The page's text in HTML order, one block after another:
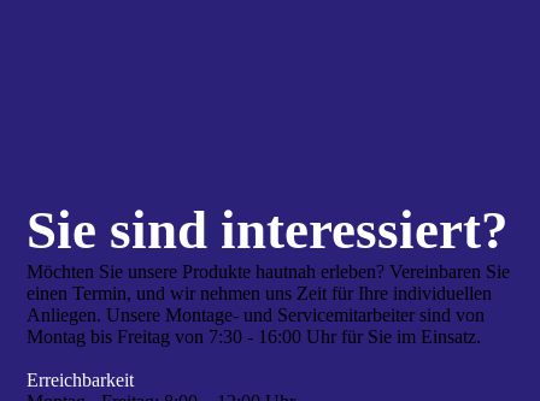
Sie sind interes­siert?
Möchten Sie unsere Produkte hautnah erleben? Vereinbaren Sie
einen Termin, und wir nehmen uns Zeit für Ihre individuellen
Anliegen. Unsere Montage- und Servicemitarbeiter sind von
Montag bis Freitag von 7:30 - 16:00 Uhr für Sie im Einsatz.
Erreichbarkeit